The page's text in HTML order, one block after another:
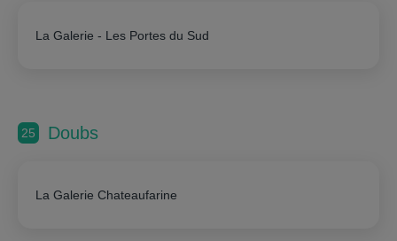
La Galerie - Les Portes du Sud
25 Doubs
La Galerie Chateaufarine